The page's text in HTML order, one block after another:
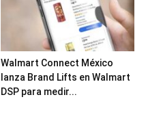
Walmart Connect México
lanza Brand Lifts en Walmart
DSP para medir...